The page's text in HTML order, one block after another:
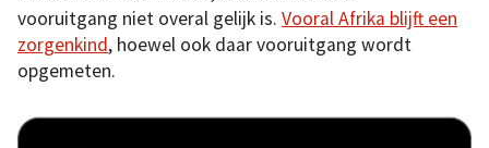
vooruitgang niet overal gelijk is. Vooral Afrika blijft een
zorgenkind, hoewel ook daar vooruitgang wordt
opgemeten.